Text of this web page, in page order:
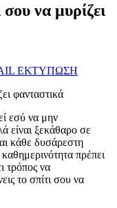
σου να μυρίζει
ΕΚΤΥΠΩΣΗ
εσύ να μην
είναι ξεκάθαρο σε
κάθε δυσάρεστη
πρέπει
τρόπος να
το σπίτι σου να